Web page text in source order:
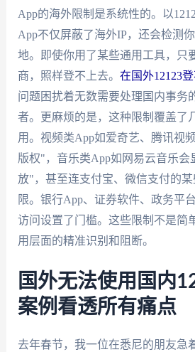
App的海外限制是系统性的。以
App不仅屏蔽了海外IP，还会检测
地。即使你用了某些通用工具，只
商，照样登不上去。 在国外12123
问题困扰着无数需要处理国内事务
者。更麻烦的是，这种限制覆盖了
用。视频类App如爱奇艺、腾讯视
版权"，音乐类App如网易云音乐会
放"，甚至连支付宝、微信支付的
限。银行App、证券软件、政务平
访问设置了门槛。这些限制不是简
用层面的精准识别和阻断。
国外无法使用国内
案例看透所有痛点
去年春节，我一位在悉尼的朋友急